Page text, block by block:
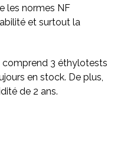
les normes NF
et surtout la
comprend 3 éthylotests
en stock. De plus,
de 2 ans.